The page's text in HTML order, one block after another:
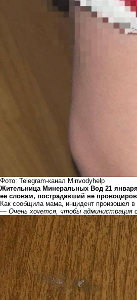
Фото: Telegram-канал Minvodyhelp
Жительница Минеральных Вод 21 января
ее словам, пострадавший не
Как сообщила мама, инцидент произошел
— Очень хочется, чтобы администрация